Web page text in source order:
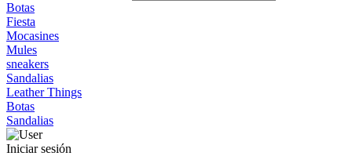
Botas
Fiesta
Mocasines
Mules
sneakers
Sandalias
Leather Things
Botas
Sandalias
Iniciar sesión